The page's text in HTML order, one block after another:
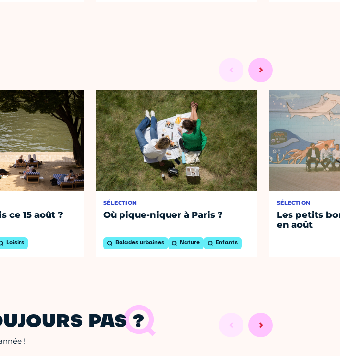
ce 15 août ?
Loisirs
SÉLECTION
Où pique-niquer à Paris ?
Balades urbaines Nature Enfants
SÉLECTION
Les petits
en août
PAS ?
!